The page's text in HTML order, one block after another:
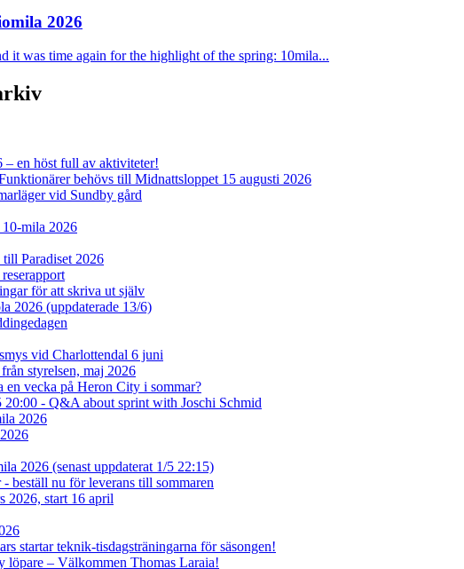
2026
it was time again for the highlight of the spring: 10mila...
– en höst full av aktiviteter!
behövs till Midnattsloppet 15 augusti 2026
vid Sundby gård
mila 2026
Paradiset 2026
för att skriva ut själv
2026 (uppdaterade 13/6)
vid Charlottendal 6 juni
styrelsen, maj 2026
en vecka på Heron City i sommar?
20:00 - Q&A about sprint with Joschi Schmid
2026
2026 (senast uppdaterat 1/5 22:15)
beställ nu för leverans till sommaren
2026, start 16 april
startar teknik-tisdagsträningarna för säsongen!
löpare – Välkommen Thomas Laraia!